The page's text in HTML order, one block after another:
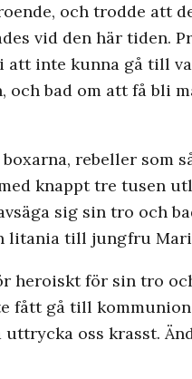
och trodde att
vid den här tiden.
att inte kunna gå till
bad om att få bli
rebeller som
knappt tre tusen
sig sin tro och
litania till jungfru
heroiskt för sin tro
fått gå till
oss krasst.